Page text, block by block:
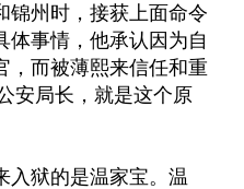
锦州时，接获上面命令
体事情，他承认因为自
，而被薄熙来信任和重
安局长，就是这个原
入狱的是温家宝。温